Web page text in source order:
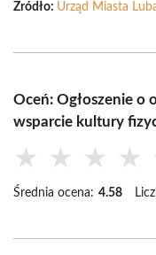
Źródło: Urząd Miasta
Oceń: Ogłoszenie
wsparcie kultury
★ ★ ★ ★
Średnia ocena: 4.58